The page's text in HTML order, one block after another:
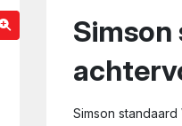
Simson
Simson